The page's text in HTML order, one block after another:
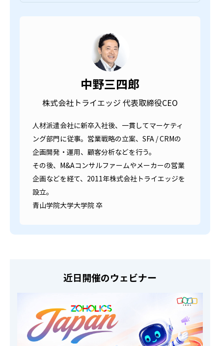
中野三四郎
株式会社トライエッジ 代表取締役CEO
人材派遣会社に新卒入社後、一貫してマーケティ
ング部門に従事。営業戦略の立案、SFA / CRMの
企画開発・運用、顧客分析などを行う。
その後、M&Aコンサルファームやメーカーの営業
企画などを経て、2011年株式会社トライエッジを
設立。
青山学院大学大学院 卒
近日開催のウェビナー